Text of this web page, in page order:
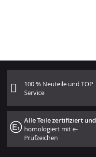
100 % Neuteile und TOP
Service
Alle Teile zertifiziert und
homologiert mit e-
Prüfzeichen